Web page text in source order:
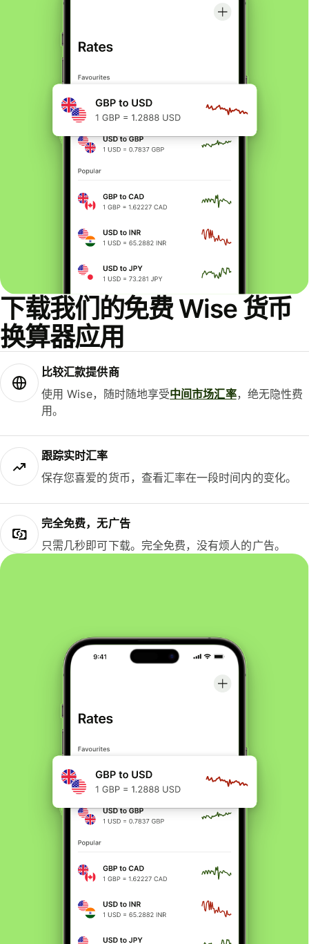
下载我们的免费 Wise 货币
换算器应用
比较汇款提供商
使用 Wise，随时随地享受中间市场汇率，绝无隐性费
用。
跟踪实时汇率
保存您喜爱的货币，查看汇率在一段时间内的变化。
完全免费，无广告
只需几秒即可下载。完全免费，没有烦人的广告。